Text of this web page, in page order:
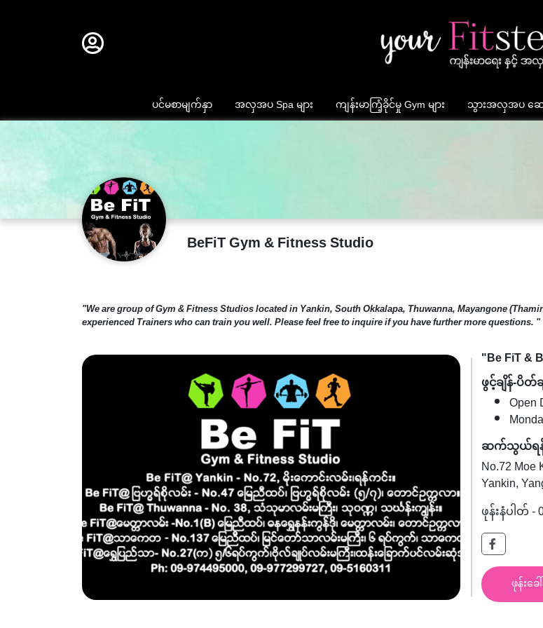
ပင်မစာမျက်နှာ အလှအပ Spa များ ကျန်းမာကြံ့ခိုင်မှု Gym များ သွားအလှအပ ဆေး
BeFiT Gym & Fitness Studio
"We are group of Gym & Fitness Studios located in Yankin, South Okkalapa, Thuwanna, Mayangone
experienced Trainers who can train you well. Please feel free to inquire if you have further more questions. "
"Be FiT &
ဖွင့်ချိန်-ပိတ်
Open
ဆက်သွယ်ရ
No.72 Moe
Yankin,
ဖုန်းနံပါတ် -
ဖုန်းခ